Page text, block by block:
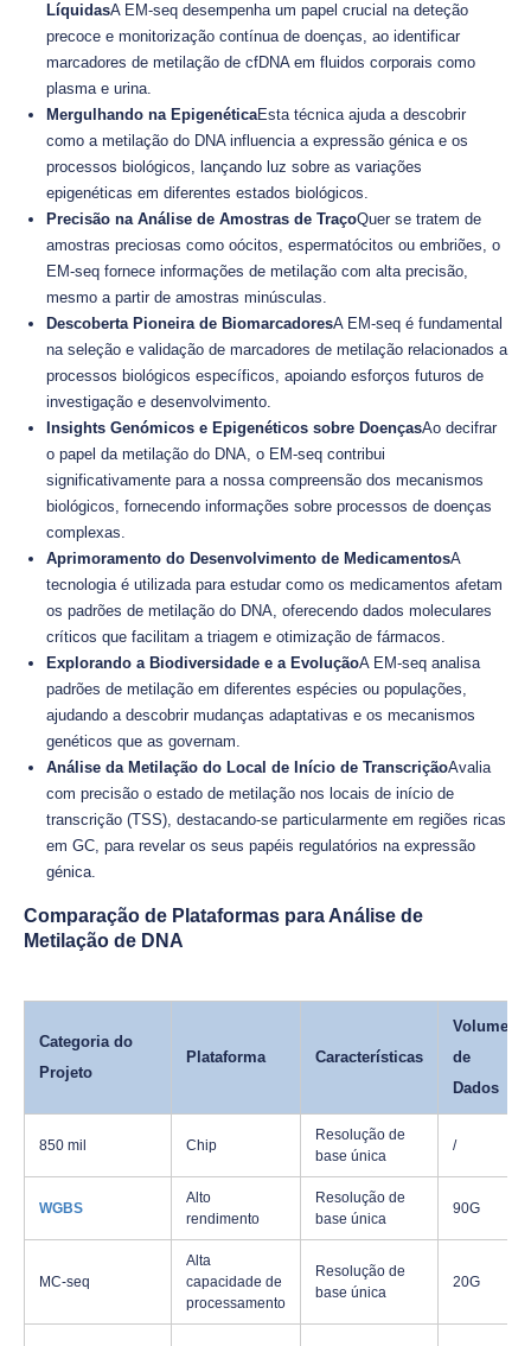
LíquidasA EM-seq desempenha um papel crucial na deteção
precoce e monitorização contínua de doenças, ao identificar
marcadores de metilação de cfDNA em fluidos corporais como
plasma e urina.
Mergulhando na EpigenéticaEsta técnica ajuda a descobrir
como a metilação do DNA influencia a expressão génica e os
processos biológicos, lançando luz sobre as variações
epigenéticas em diferentes estados biológicos.
Precisão na Análise de Amostras de TraçoQuer se tratem de
amostras preciosas como oócitos, espermatócitos ou embriões, o
EM-seq fornece informações de metilação com alta precisão,
mesmo a partir de amostras minúsculas.
Descoberta Pioneira de BiomarcadoresA EM-seq é fundamental
na seleção e validação de marcadores de metilação relacionados a
processos biológicos específicos, apoiando esforços futuros de
investigação e desenvolvimento.
Insights Genómicos e Epigenéticos sobre DoençasAo decifrar
o papel da metilação do DNA, o EM-seq contribui
significativamente para a nossa compreensão dos mecanismos
biológicos, fornecendo informações sobre processos de doenças
complexas.
Aprimoramento do Desenvolvimento de MedicamentosA
tecnologia é utilizada para estudar como os medicamentos afetam
os padrões de metilação do DNA, oferecendo dados moleculares
críticos que facilitam a triagem e otimização de fármacos.
Explorando a Biodiversidade e a EvoluçãoA EM-seq analisa
padrões de metilação em diferentes espécies ou populações,
ajudando a descobrir mudanças adaptativas e os mecanismos
genéticos que as governam.
Análise da Metilação do Local de Início de TranscriçãoAvalia
com precisão o estado de metilação nos locais de início de
transcrição (TSS), destacando-se particularmente em regiões ricas
em GC, para revelar os seus papéis regulatórios na expressão
génica.
Comparação de Plataformas para Análise de
Metilação de DNA
Categoria do
Projeto
Plataforma Características
Volume
de
Dados
850 mil Chip
Resolução de
base única
/
WGBS
Alto
rendimento
Resolução de
base única
90G
MC-seq
Alta
capacidade de
processamento
Resolução de
base única
20G